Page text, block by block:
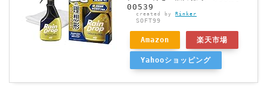
00539
created by Rinker
SOFT99
Amazon 楽天市場
Yahooショッピング